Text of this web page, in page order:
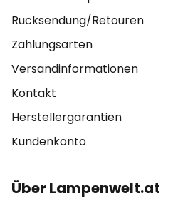
Rücksendung/Retouren
Zahlungsarten
Versandinformationen
Kontakt
Herstellergarantien
Kundenkonto
Über Lampenwelt.at